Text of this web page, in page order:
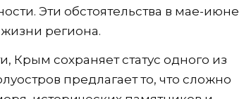
Эти обстоятельства в мае-июне
региона.
сохраняет статус одного из
предлагает то, что сложно